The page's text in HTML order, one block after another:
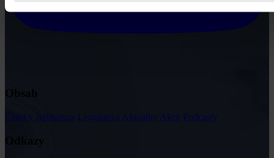
Články Judikatura Legislativa Aktuality Akce Podcasty